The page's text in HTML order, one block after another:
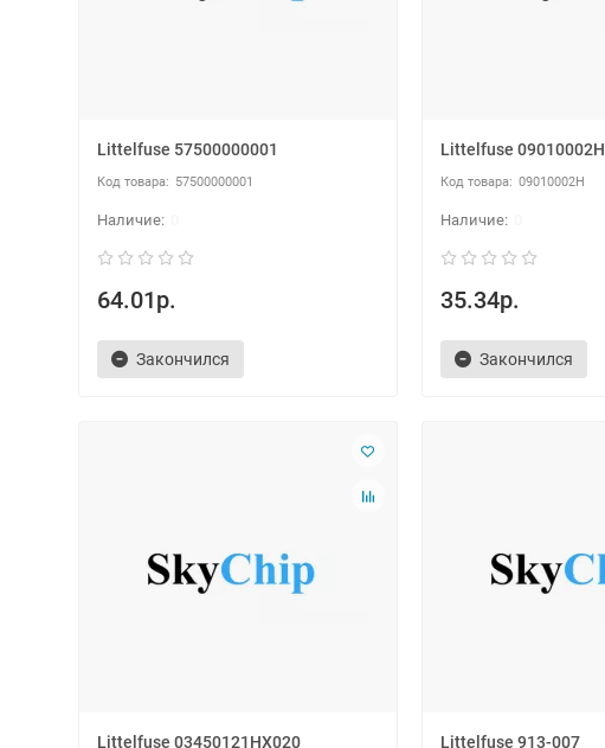
Littelfuse 57500000001
57500000001
64.01р.
Закончился
Littelfuse 09010002H
09010002H
35.34р.
Закончился
Littelfuse 03450121HX020 Littelfuse 913-007